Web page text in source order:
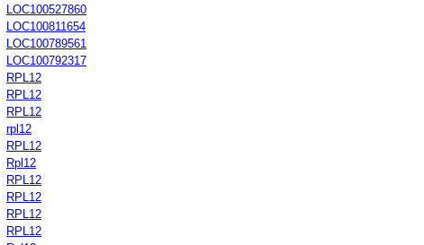
LOC100527860
LOC100811654
LOC100789561
LOC100792317
RPL12
RPL12
RPL12
rpl12
RPL12
Rpl12
RPL12
RPL12
RPL12
RPL12